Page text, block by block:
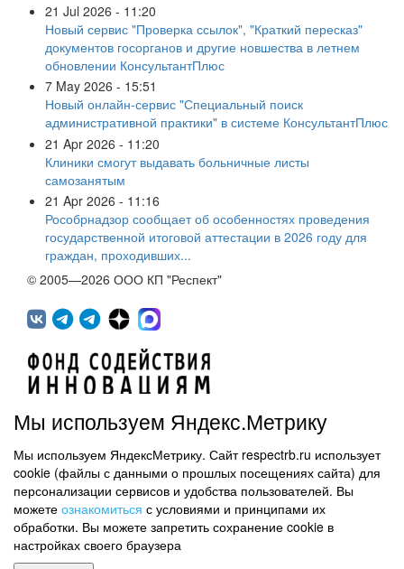
21 Jul 2026 - 11:20
Новый сервис "Проверка ссылок", "Краткий пересказ"
документов госорганов и другие новшества в летнем
обновлении КонсультантПлюс
7 May 2026 - 15:51
Новый онлайн-сервис "Специальный поиск
административной практики" в системе КонсультантПлюс
21 Apr 2026 - 11:20
Клиники смогут выдавать больничные листы
самозанятым
21 Apr 2026 - 11:16
Рособрнадзор сообщает об особенностях проведения
государственной итоговой аттестации в 2026 году для
граждан, проходивших...
© 2005—2026 ООО КП "Респект"
450071, г.Уфа, ул. 50 лет СССР, д.48 корп.1, офис 307
(347) 291 20 70
Контактная информация
Карта сайта
Политика обработки персональных данных
Мы используем Яндекс.Метрику
Мы используем ЯндексМетрику. Сайт respectrb.ru использует
cookie (файлы с данными о прошлых посещениях сайта) для
персонализации сервисов и удобства пользователей. Вы
можете ознакомиться с условиями и принципами их
обработки. Вы можете запретить сохранение cookie в
настройках своего браузера